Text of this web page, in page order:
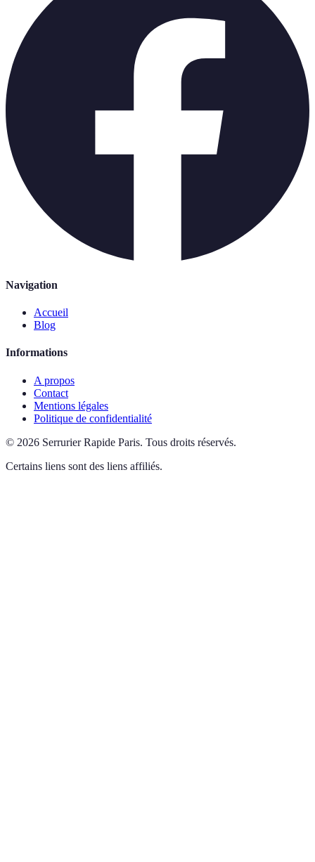
Navigation
Accueil
Blog
Informations
A propos
Contact
Mentions légales
Politique de confidentialité
© 2026 Serrurier Rapide Paris. Tous droits réservés.
Certains liens sont des liens affiliés.